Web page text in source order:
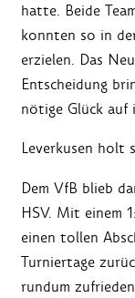
hatte. Beide
konnten so in
erzielen. Das
Entscheidung
nötige Glück auf
Leverkusen holt
Dem VfB blieb
HSV. Mit einem
einen tollen
Turniertage
rundum